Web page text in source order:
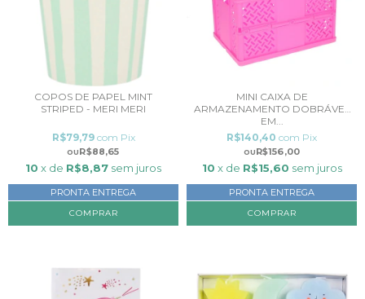
COPOS DE PAPEL MINT
STRIPED - MERI MERI
R$88,65
R$79,79 com Pix
10 x de R$8,87 sem juros
PRONTA ENTREGA
MINI CAIXA DE
ARMAZENAMENTO DOBRÁVEL
EM...
R$156,00
R$140,40 com Pix
10 x de R$15,60 sem juros
PRONTA ENTREGA